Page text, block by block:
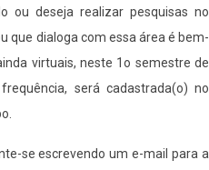
ou deseja realizar pesquisas no
que dialoga com essa área é bem-
virtuais, neste 1o semestre de
será cadastrada(o) no
se escrevendo um e-mail para a